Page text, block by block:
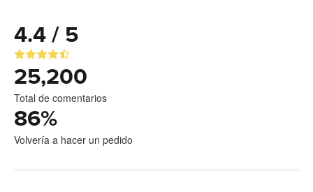
4.4 / 5
25,200
Total de comentarios
86%
Volvería a hacer un pedido